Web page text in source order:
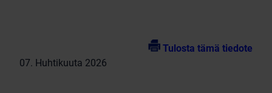
Tulosta tämä tiedote
07. Huhtikuuta 2026